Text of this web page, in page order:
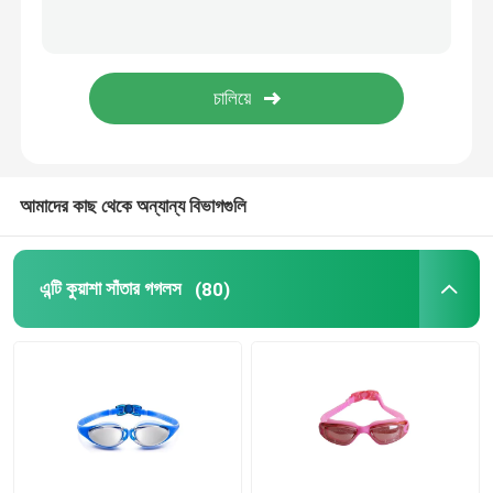
ডাইভিং সুইম ফিনস
এন্টি কুয়াশা লেন্স
অ্যান্টি ফগ ডাইভিং গগলস
আমাদের কাছ থেকে অন্যান্য বিভাগগুলি
এন্টি কুয়াশা সাঁতার গগলস (80)